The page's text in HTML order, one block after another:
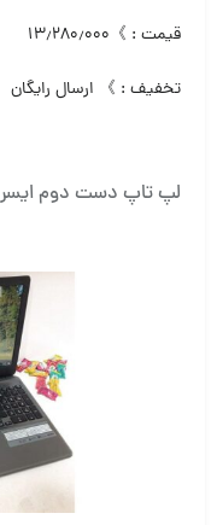
قیمت : 》۱۳٫۲۸۰٫۰۰۰
تخفیف : 》 ارسال رایگان
لپ تاپ دست دوم ایسر Acer E1 -572G